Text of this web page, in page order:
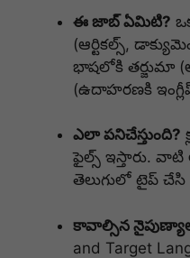
ఈ జాబ్ ఏమిటి?
(ఆర్టికల్స్,
భాషలోకి తర్జుమా
(ఉదాహరణకి
ఎలా పనిచేస్తుంది?
ఫైల్స్ ఇస్తారు. వాటి
తెలుగులో టైప్
కావాల్సిన
and Target